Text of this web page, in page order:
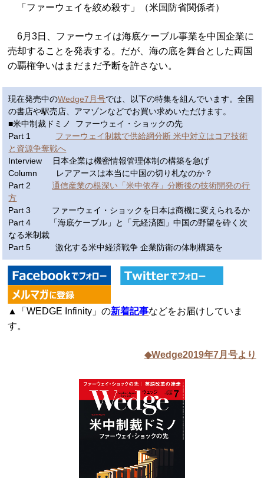
「ファーウェイを絞め殺す」（米国防省関係者）
6月3日、ファーウェイは海底ケーブル事業を中国企業に
売却することを発表する。だが、海の底を舞台とした両国
の覇権争いはまだまだ予断を許さない。
現在発売中のWedge7月号では、以下の特集を組んでいます。全国
の書店や駅売店、アマゾンなどでお買い求めいただけます。
■米中制裁ドミノ ファーウェイ・ショックの先
Part 1 ファーウェイ制裁で供給網分断 米中対立はコア技術
と資源争奪戦へ
Interview 日本企業は機密情報管理体制の構築を急げ
Column レアアースは本当に中国の切り札なのか？
Part 2通信産業の根深い「米中依存」分断後の技術開発の行
方
Part 3 ファーウェイ・ショックを日本は商機に変えられるか
Part 4 「海底ケーブル」と「元経済圏」中国の野望を砕く次
なる米制裁
Part 5 激化する米中経済戦争 企業防衛の体制構築を
▲「WEDGE Infinity」の新着記事などをお届けしていま
す。
◆Wedge2019年7月号より